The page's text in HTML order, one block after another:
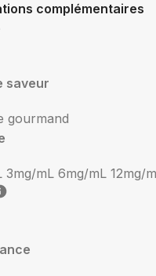
complémentaires
saveur
gourmand
3mg/mL 6mg/mL 12mg/